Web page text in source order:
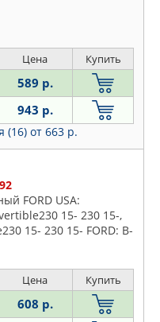
Цена Купить
589 р.
943 р.
(16) от 663 р.
FORD USA:
15- 230 15-,
15- 230 15- FORD: B-
Цена Купить
608 р.